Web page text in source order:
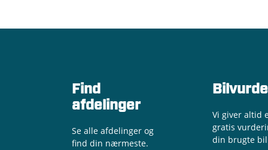
Find
afdelinger
Se alle afdelinger og
find din nærmeste.
Vi giver altid
gratis
din brugte